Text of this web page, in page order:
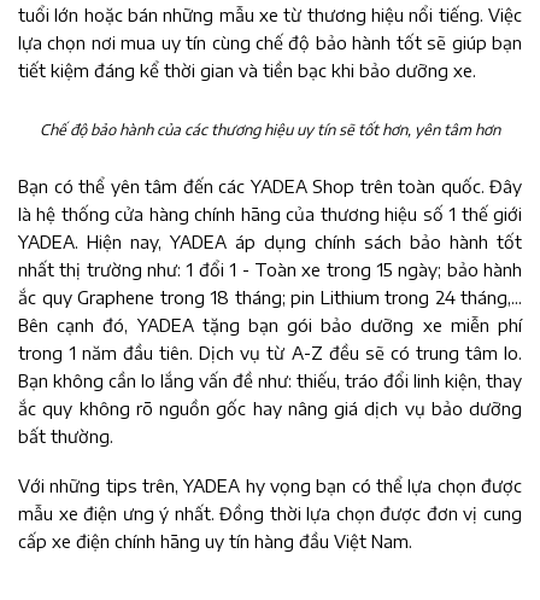
tuổi lớn hoặc bán những mẫu xe từ thương hiệu nổi tiếng. Việc
lựa chọn nơi mua uy tín cùng chế độ bảo hành tốt sẽ giúp bạn
tiết kiệm đáng kể thời gian và tiền bạc khi bảo dưỡng xe.
Chế độ bảo hành của các thương hiệu uy tín sẽ tốt hơn, yên tâm hơn
Bạn có thể yên tâm đến các YADEA Shop trên toàn quốc. Đây
là hệ thống cửa hàng chính hãng của thương hiệu số 1 thế giới
YADEA. Hiện nay, YADEA áp dụng chính sách bảo hành tốt
nhất thị trường như: 1 đổi 1 - Toàn xe trong 15 ngày; bảo hành
ắc quy Graphene trong 18 tháng; pin Lithium trong 24 tháng,...
Bên cạnh đó, YADEA tặng bạn gói bảo dưỡng xe miễn phí
trong 1 năm đầu tiên. Dịch vụ từ A-Z đều sẽ có trung tâm lo.
Bạn không cần lo lắng vấn đề như: thiếu, tráo đổi linh kiện, thay
ắc quy không rõ nguồn gốc hay nâng giá dịch vụ bảo dưỡng
bất thường.
Với những tips trên, YADEA hy vọng bạn có thể lựa chọn được
mẫu xe điện ưng ý nhất. Đồng thời lựa chọn được đơn vị cung
cấp xe điện chính hãng uy tín hàng đầu Việt Nam.